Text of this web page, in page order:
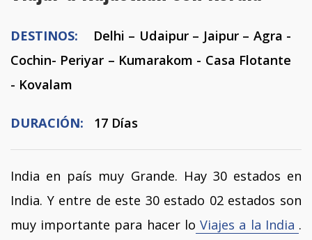
DESTINOS: Delhi – Udaipur – Jaipur – Agra -
Cochin- Periyar – Kumarakom - Casa Flotante
- Kovalam
DURACIÓN: 17 Días
India en país muy Grande. Hay 30 estados en
India. Y entre de este 30 estado 02 estados son
muy importante para hacer lo Viajes a la India .